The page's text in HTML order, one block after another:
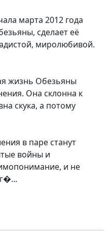
марта 2012 года
сделает её
миролюбивой.
жизнь Обезьяны
Она склонна к
скука, а потому
в паре станут
войны и
и не